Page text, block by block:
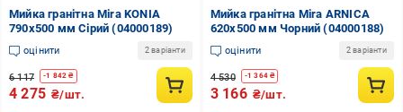
Мийка гранітна Mira KONIA
790x500 мм Сірий (04000189)
оцінити 2 варіанти
6 117 -1 842 ₴
4 275 ₴/шт.
Мийка гранітна Mira ARNICA
620x500 мм Чорний (04000188)
оцінити 2 варіанти
4 530 -1 364 ₴
3 166 ₴/шт.